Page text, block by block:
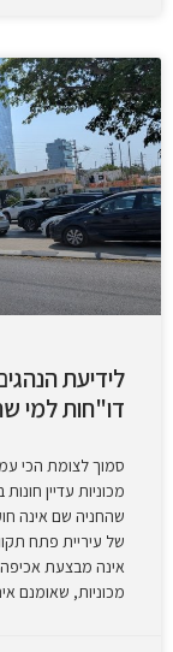
לידיעת
דו"חות למי
סמוך לצומת הכי
מכוניות עדיין
שהחניה שם אינה
של עיריית פתח
אינה מבצעת
מכוניות, שאומנם